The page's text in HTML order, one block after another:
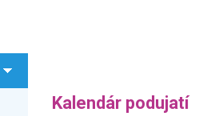
Kalendár podujatí